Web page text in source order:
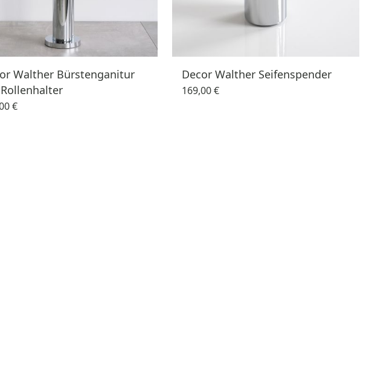
Walther Bürstenganitur
€
Decor Walther Seifenspender
169,00 €